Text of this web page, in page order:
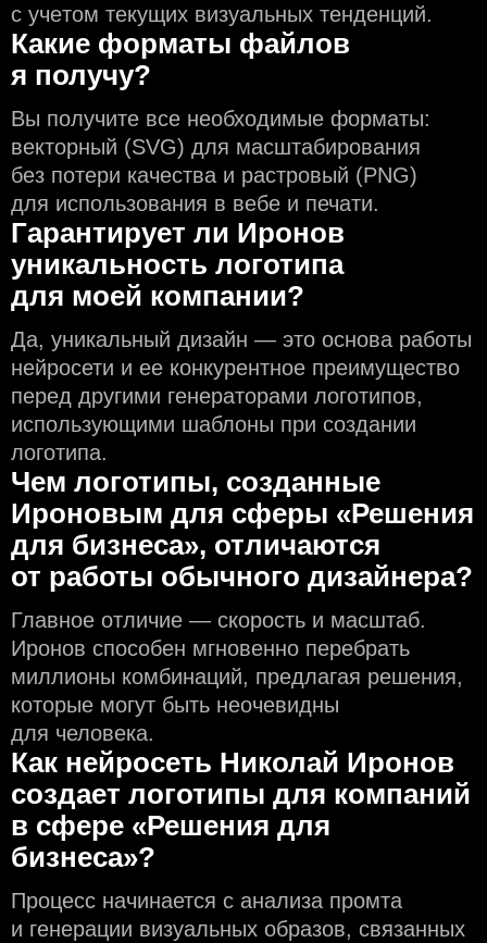
с учeтом текущих визуальных тенденций.
Какие форматы файлов
я получу?
Вы получите все необходимые форматы:
векторный (SVG) для масштабирования
без потери качества и растровый (PNG)
для использования в вебе и печати.
Гарантирует ли Иронов
уникальность логотипа
для моей компании?
Да, уникальный дизайн — это основа работы
нейросети и еe конкурентное преимущество
перед другими генераторами логотипов,
использующими шаблоны при создании
логотипа.
Чем логотипы, созданные
Ироновым для сферы «Решения
для бизнеса», отличаются
от работы обычного дизайнера?
Главное отличие — скорость и масштаб.
Иронов способен мгновенно перебрать
миллионы комбинаций, предлагая решения,
которые могут быть неочевидны
для человека.
Как нейросеть Николай Иронов
создаeт логотипы для компаний
в сфере «Решения для
бизнеса»?
Процесс начинается с анализа промта
и генерации визуальных образов, связанных